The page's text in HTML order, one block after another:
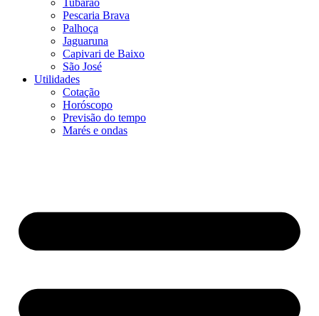
Pescaria Brava
Palhoça
Jaguaruna
Capivari de Baixo
São José
Utilidades
Cotação
Horóscopo
Previsão do tempo
Marés e ondas